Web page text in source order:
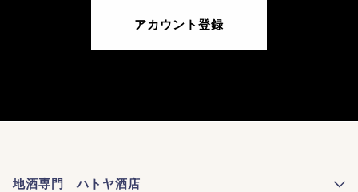
アカウント登録
地酒専門 ハトヤ酒店